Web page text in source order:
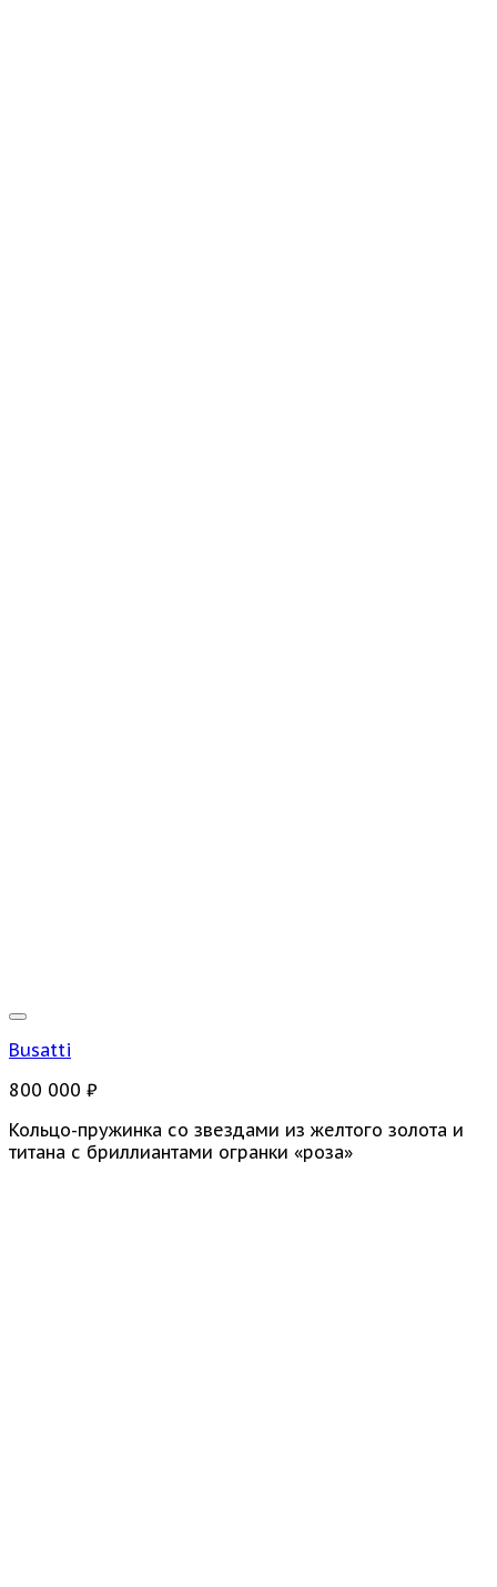
Busatti
800 000 ₽
Кольцо-пружинка со звездами из желтого золота и
титана с бриллиантами огранки «роза»